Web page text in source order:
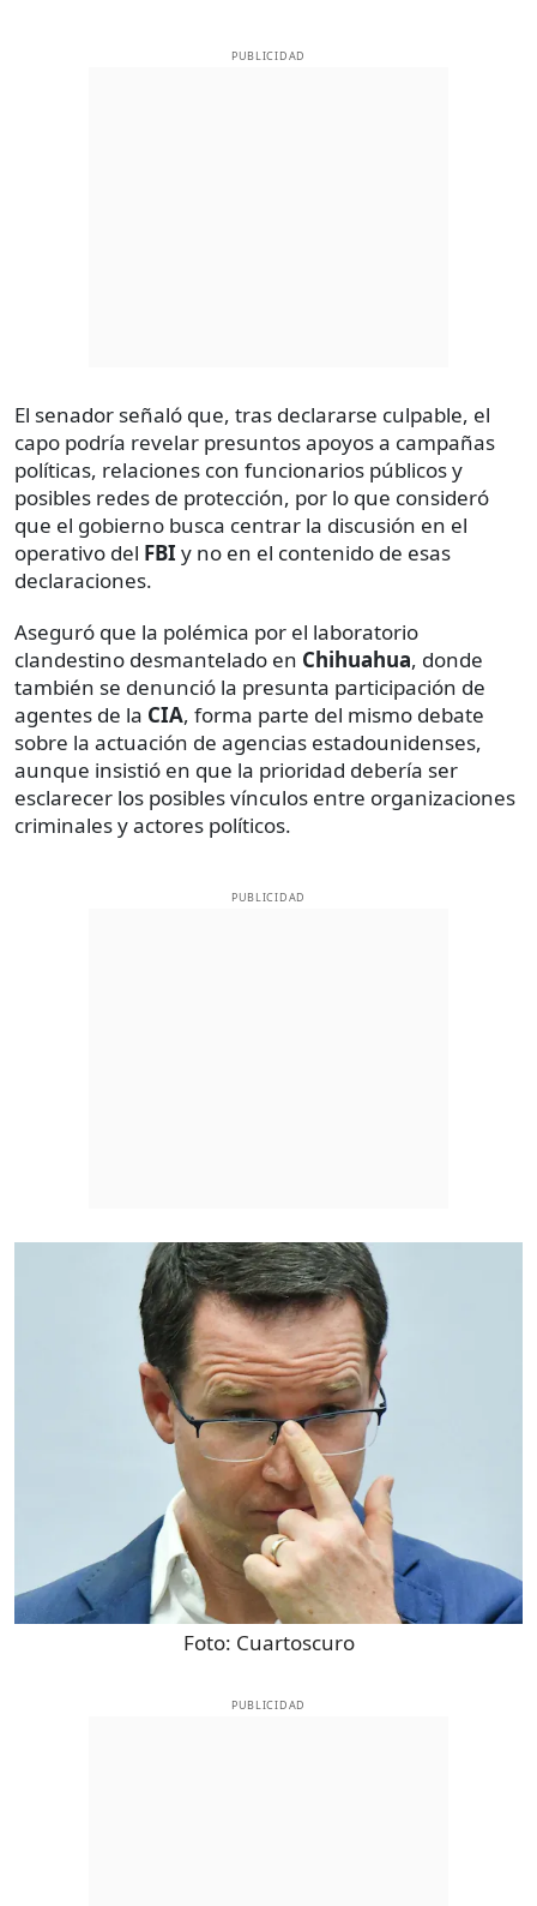
PUBLICIDAD
El senador señaló que, tras declararse culpable, el
capo podría revelar presuntos apoyos a campañas
políticas, relaciones con funcionarios públicos y
posibles redes de protección, por lo que consideró
que el gobierno busca centrar la discusión en el
operativo del FBI y no en el contenido de esas
declaraciones.
Aseguró que la polémica por el laboratorio
clandestino desmantelado en Chihuahua, donde
también se denunció la presunta participación de
agentes de la CIA, forma parte del mismo debate
sobre la actuación de agencias estadounidenses,
aunque insistió en que la prioridad debería ser
esclarecer los posibles vínculos entre organizaciones
criminales y actores políticos.
PUBLICIDAD
Foto: Cuartoscuro
PUBLICIDAD